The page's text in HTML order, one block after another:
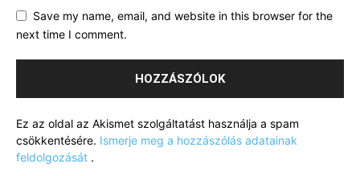
Save my name, email, and website in this browser for the
next time I comment.
Ez az oldal az Akismet szolgáltatást használja a spam
csökkentésére. Ismerje meg a hozzászólás adatainak
feldolgozását .